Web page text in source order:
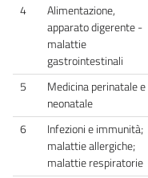
4
Alimentazione,
apparato digerente -
malattie
gastrointestinali
5
Medicina perinatale e
neonatale
6
Infezioni e immunità;
malattie allergiche;
malattie respiratorie